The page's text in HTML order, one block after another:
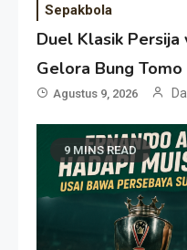
Sepakbola
Duel Klasik
Gelora Bung Tomo
Agustus 9, 2026
9 MINS READ